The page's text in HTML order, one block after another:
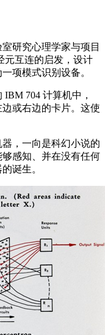
研究心理学家与项目
元互连的启发，设计
项模式识别设备。
704 计算机中，
或右边的卡片。这使
，一向是科幻小说的
感知、并在没有任何
诞生。